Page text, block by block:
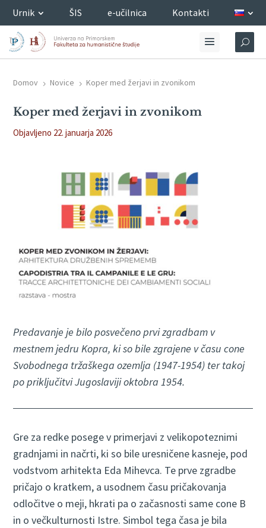
Urnik ŠIS e-učilnica Kontakti
Domov 5 Novice 5 Koper med žerjavi in zvonikom
Koper med žerjavi in zvonikom
Objavljeno 22. januarja 2026
Predavanje je bilo posvečeno prvi zgradbam v
mestnem jedru Kopra, ki so bile zgrajene v času cone
Svobodnega tržaškega ozemlja (1947-1954) ter takoj
po priključitvi Jugoslaviji oktobra 1954.
Gre za redke posege v primerjavi z velikopoteznimi
gradnjami in načrti, ki so bile uresničene kasneje, pod
vodstvom arhitekta Eda Mihevca. Te prve zgradbe
pričajo o kratkem, a usodnem času pričakovanja
odločitve o meji, hkrati pa o začasnosti same cone B
in o večkulturnosti Istre. Simbol tega časa je bila